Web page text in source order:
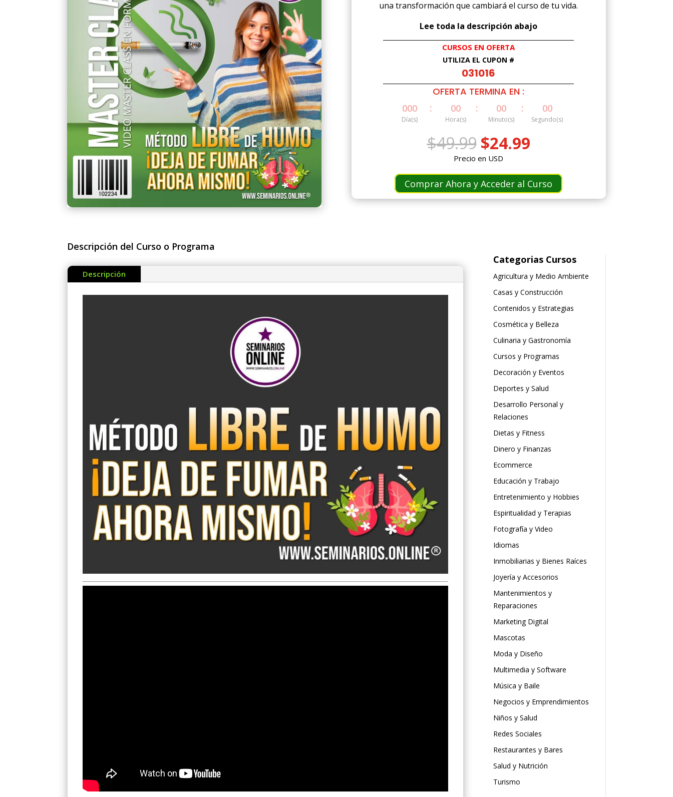
una transformación que cambiará el curso de tu vida.
Lee toda la descripción abajo
CURSOS EN OFERTA
UTILIZA EL CUPÓN #
031016
OFERTA TERMINA EN :
000
Día(s)
: 00
Hora(s)
: 00
Minuto(s)
: 00
Segundo(s)
$49.99 El
precio
original
era:
$49.99.
$24.99El
es:
$24.99.
Precio en USD
Comprar Ahora y Acceder al Curso
Descripción del Curso o Programa
Descripción
Categorias Cursos
Agricultura y Medio Ambiente
Casas y Construcción
Contenidos y Estrategias
Cosmética y Belleza
Culinaria y Gastronomía
Cursos y Programas
Decoración y Eventos
Deportes y Salud
Desarrollo Personal y
Relaciones
Dietas y Fitness
Dinero y Finanzas
Ecommerce
Educación y Trabajo
Entretenimiento y Hobbies
Espiritualidad y Terapias
Fotografía y Video
Idiomas
Inmobiliarias y Bienes Raíces
Joyería y Accesorios
Mantenimientos y
Reparaciones
Marketing Digital
Mascotas
Moda y Diseño
Multimedia y Software
Música y Baile
Negocios y Emprendimientos
Niños y Salud
Redes Sociales
Restaurantes y Bares
Salud y Nutrición
Turismo